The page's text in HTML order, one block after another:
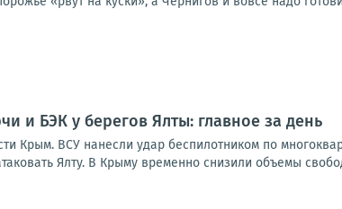
и БЭК у берегов Ялты: главное за день
Крым. ВСУ нанесли удар беспилотником по
Ялту. В Крыму временно снизили объемы